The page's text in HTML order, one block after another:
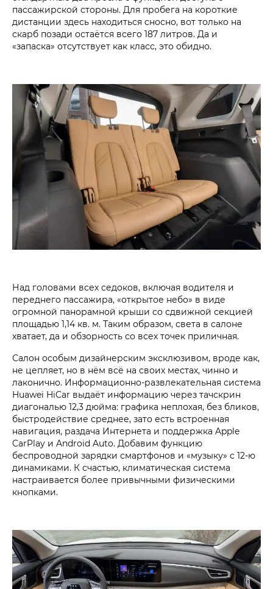
пассажирской стороны. Для пробега на короткие
дистанции здесь находиться сносно, вот только на
скарб позади остаётся всего 187 литров. Да и
«запаска» отсутствует как класс, это обидно.
Над головами всех седоков, включая водителя и
переднего пассажира, «открытое небо» в виде
огромной панорамной крыши со сдвижной секцией
площадью 1,14 кв. м. Таким образом, света в салоне
хватает, да и обзорность со всех точек приличная.
Салон особым дизайнерским эксклюзивом, вроде как,
не цепляет, но в нём всё на своих местах, чинно и
лаконично. Информационно-развлекательная система
Huawei HiCar выдаёт информацию через тачскрин
диагональю 12,3 дюйма: графика неплохая, без бликов,
быстродействие среднее, зато есть встроенная
навигация, раздача Интернета и поддержка Apple
CarPlay и Android Auto. Добавим функцию
беспроводной зарядки смартфонов и «музыку» с 12-ю
динамиками. К счастью, климатическая система
настраивается более привычными физическими
кнопками.